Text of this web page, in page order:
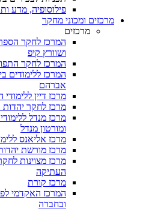
פילוסופיה, מדע
מרכזים ומכוני מחקר
מרכזים
המרכז לחקר
ושוורץ קיפ
המרכז לחקר
המרכז ללימודים
אברהם
מרכז דיין
מרכז לחקר יהדות
מרכז מנדל
ומורטון מנדל
מרכז אליאנס
מרכז מורשת
מרכז מצוינות
העתיקה
מרכז קורת
המרכז האקדמי
ובחברה